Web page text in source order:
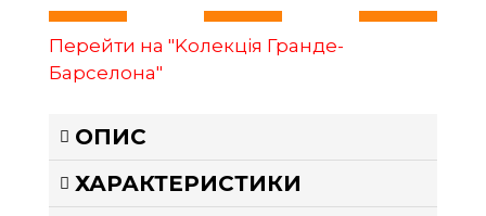
Перейти на "Kолекція Гранде-
Барселона"
ОПИС
ХАРАКТЕРИСТИКИ